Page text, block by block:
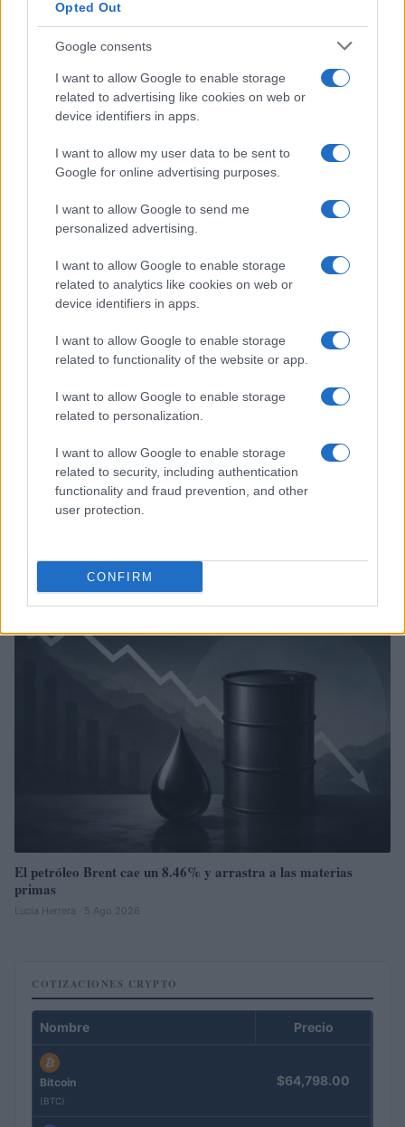
Opted Out
Google consents
I want to allow Google to enable storage
related to advertising like cookies on web or
device identifiers in apps.
I want to allow my user data to be sent to
Google for online advertising purposes.
I want to allow Google to send me
personalized advertising.
I want to allow Google to enable storage
related to analytics like cookies on web or
device identifiers in apps.
I want to allow Google to enable storage
related to functionality of the website or app.
I want to allow Google to enable storage
related to personalization.
I want to allow Google to enable storage
related to security, including authentication
functionality and fraud prevention, and other
user protection.
CONFIRM
Lucía Herrera · 7 Ago 2026
NEWS
Brent cae un 8.3% y arrastra a las materias primas en agosto
Lucía Herrera · 6 Ago 2026
El petróleo Brent cae un 8.46% y arrastra a las materias
primas
Lucía Herrera · 5 Ago 2026
COTIZACIONES CRYPTO
Nombre Precio
Bitcoin
(BTC)
$64,798.00